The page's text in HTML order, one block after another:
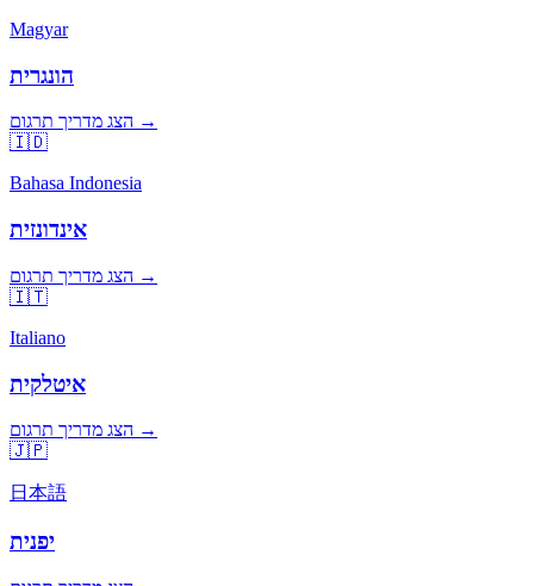
Magyar
הונגרית
הצג מדריך תרגום →
🇮🇩
Bahasa Indonesia
אינדונזית
הצג מדריך תרגום →
🇮🇹
Italiano
איטלקית
הצג מדריך תרגום →
🇯🇵
日本語
יפנית